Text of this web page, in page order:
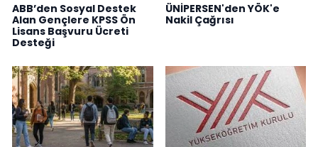
ABB’den Sosyal Destek
Alan Gençlere KPSS Ön
Lisans Başvuru Ücreti
Desteği
ÜNİPERSEN'den YÖK'e
Nakil Çağrısı